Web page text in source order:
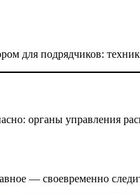
для подрядчиков:
органы управления
— своевременно